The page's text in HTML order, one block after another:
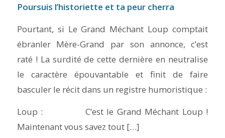
Poursuis l’historiette et ta peur cherra
Pourtant, si Le Grand Méchant Loup comptait
ébranler Mère-Grand par son annonce, c’est
raté ! La surdité de cette dernière en neutralise
le caractère épouvantable et finit de faire
basculer le récit dans un registre humoristique :
Loup : C’est le Grand Méchant Loup !
Maintenant vous savez tout […]